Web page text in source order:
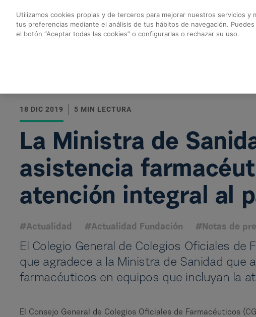
La Ministra de
18 DIC 2019 5 MIN LECTURA
La Ministra de
asistencia
atención integral al
#Actualidad #Actualidad Fundación #Notas de
El Colegio General de Colegios Oficiales
que agradece a la Ministra de Sanidad
farmacéuticos en equipos que incluyan la
El Consejo General de Colegios Oficiales de Farmacéuticos
Utilizamos cookies propias y de terceros para mejorar nuestros servicios y
tus preferencias mediante el análisis de tus hábitos de navegación.
el botón “Aceptar todas las cookies” o configurarlas o rechazar su uso.